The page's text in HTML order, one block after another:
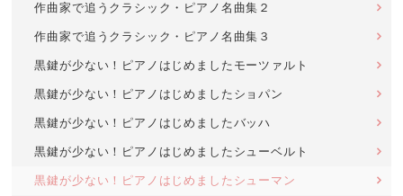
作曲家で追うクラシック・ピアノ名曲集２
作曲家で追うクラシック・ピアノ名曲集３
黒鍵が少ない！ピアノはじめましたモーツァルト
黒鍵が少ない！ピアノはじめましたショパン
黒鍵が少ない！ピアノはじめましたバッハ
黒鍵が少ない！ピアノはじめましたシューベルト
黒鍵が少ない！ピアノはじめましたシューマン